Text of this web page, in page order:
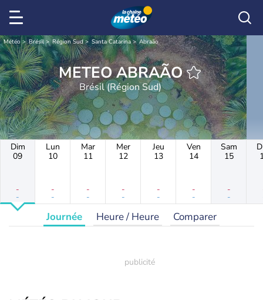
Météo Brésil Région Sud Santa Catarina Abraão
METEO ABRAÃO
Brésil (Région Sud)
Dim
09
-
-
Lun
10
-
-
Mar
11
-
-
Mer
12
-
-
Jeu
13
-
-
Ven
14
-
-
Sam
15
-
-
Journée Heure / Heure Comparer